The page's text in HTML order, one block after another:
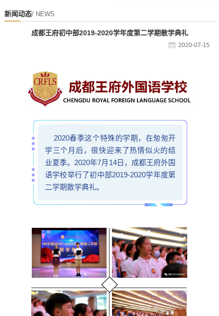
新闻动态/ NEWS
成都王府初中部2019-2020学年度第二学期散学典礼
2020-07-15
2020春季这个特殊的学期，在匆匆开
学三个月后，很快迎来了热情似火的结
业夏季。2020年7月14日，成都王府外国
语学校举行了初中部2019-2020学年度第
二学期散学典礼。